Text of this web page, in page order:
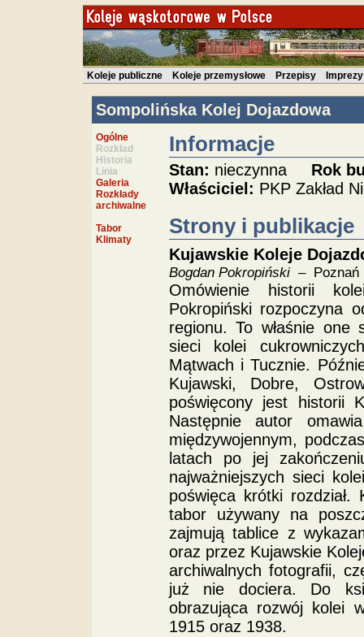
Koleje publiczne Koleje przemysłowe Przepisy Imprezy
Sompolińska Kolej Dojazdowa
Ogólne
Rozkład
Historia
Linia
Galeria
Rozkłady
archiwalne
Tabor
Klimaty
Informacje
Stan: nieczynna Rok
Właściciel: PKP Zakład
Strony i publikacje
Kujawskie Koleje
Bogdan Pokropiński– Poznań
Omówienie historii
Pokropiński rozpoczyna
regionu. To właśnie one
sieci kolei
Mątwach i Tucznie.
Kujawski, Dobre,
poświęcony jest historii
Następnie autor
międzywojennym,
latach po jej
najważniejszych sieci
poświęca krótki rozdział.
tabor używany na
zajmują tablice z
oraz przez Kujawskie
archiwalnych fotografii,
już nie dociera. Do
obrazująca rozwój kolei
1915 oraz 1938.